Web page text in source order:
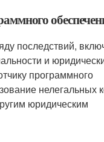
последствий,
и
программного
нелегальных
юридическим